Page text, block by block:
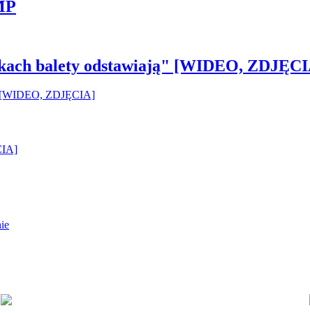
balety odstawiają" [WIDEO,